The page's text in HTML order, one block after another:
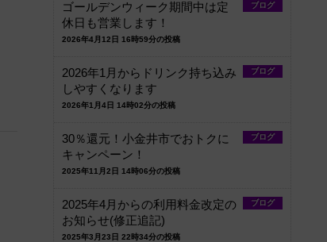
ブログ
ゴールデンウィーク期間中は定
休日も営業します！
2026年4月12日 16時59分の投稿
ブログ
2026年1月からドリンク持ち込み
しやすくなります
2026年1月4日 14時02分の投稿
ブログ
30％還元！小金井市でおトクに
キャンペーン！
2025年11月2日 14時06分の投稿
ブログ
2025年4月からの利用料金改定の
お知らせ(修正追記)
2025年3月23日 22時34分の投稿